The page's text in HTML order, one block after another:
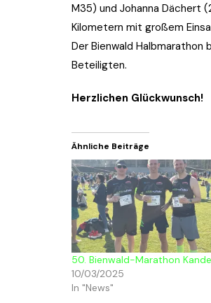
M35) und Johanna Dächert
Kilometern mit großem
Der Bienwald Halbmarathon
Beteiligten.
Herzlichen Glückwunsch!
Ähnliche Beiträge
50. Bienwald-Marathon
10/03/2025
In "News"